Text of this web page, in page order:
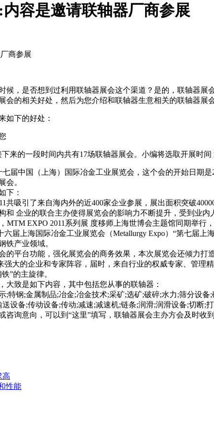
容是邀请联轴器厂商参展
厂商参展
时候，是否想到过利用联轴器展会这个渠道？是的，
会的相关好处，然后为您介绍和联轴器生意相关的联轴器展会
下的好处：
接下来的一段时间内共有17场联轴器展会。小编将选取开展
届中国（上海）国际冶金工业展览会，这个会的开始日期是
。
：
吸引了来自海内外的近400家企业参展，展出面积突破40000
构和 企业的联合主办使得展览会的影响力不断提升，受到业内
，MTM EXPO 2011系列展 度移师上海世博会主题馆同期举行，
十六届上海国际冶金工业展览会（Metallurgy Expo）“第七届
业领域。
台功能，强化展览会的商务效果，本次展览会还倾力打造
大的企业和专家阵容，届时，来自行业的权威专家、管
主旋律。
致是如下内容，其中包括您从事的联轴器：
;特钢;金属制品;冶金;冶金技术;采矿;选矿;破碎;水力;筛分设
设备;传动设备;传动;减速;减速机;链条;润滑;润滑设备;切断;
咨询意向，可以到“这里”填写，联轴器展会主办方会及时收到
高
性能